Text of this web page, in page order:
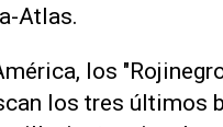
Atlas.
los
los tres últimos